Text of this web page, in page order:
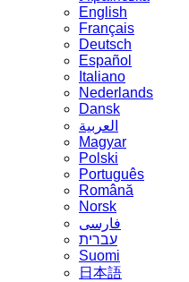
English
Français
Deutsch
Español
Italiano
Nederlands
Dansk
العربية
Magyar
Polski
Português
Română
Norsk
فارسی
עברית
Suomi
日本語